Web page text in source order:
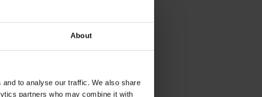
About
to analyse our traffic. We also share
partners who may combine it with